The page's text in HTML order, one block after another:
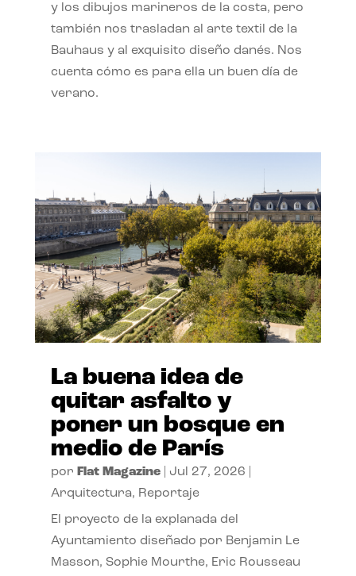
y los dibujos marineros de la costa, pero
también nos trasladan al arte textil de la
Bauhaus y al exquisito diseño danés. Nos
cuenta cómo es para ella un buen día de
verano.
La buena idea de
quitar asfalto y
poner un bosque en
medio de París
por Flat Magazine| Jul 27, 2026
Arquitectura, Reportaje
El proyecto de la explanada del
Ayuntamiento diseñado por Benjamin Le
Masson, Sophie Mourthe, Eric Rousseau